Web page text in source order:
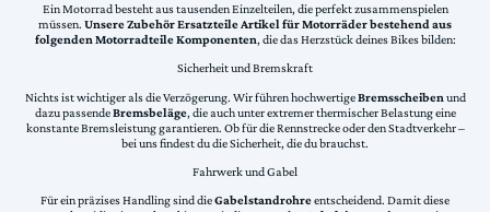
Ein Motorrad besteht aus tausenden Einzelteilen, die perfekt zusammenspielen
müssen. Unsere Zubehör Ersatzteile Artikel für Motorräder bestehend aus
folgenden Motorradteile Komponenten, die das Herzstück deines Bikes bilden:
Sicherheit und Bremskraft
Nichts ist wichtiger als die Verzögerung. Wir führen hochwertigeBremsscheiben und
dazu passendeBremsbeläge, die auch unter extremer thermischer Belastung eine
konstante Bremsleistung garantieren. Ob für die Rennstrecke oder den Stadtverkehr –
bei uns findest du die Sicherheit, die du brauchst.
Fahrwerk und Gabel
Für ein präzises Handling sind dieGabelstandrohreentscheidend. Damit diese